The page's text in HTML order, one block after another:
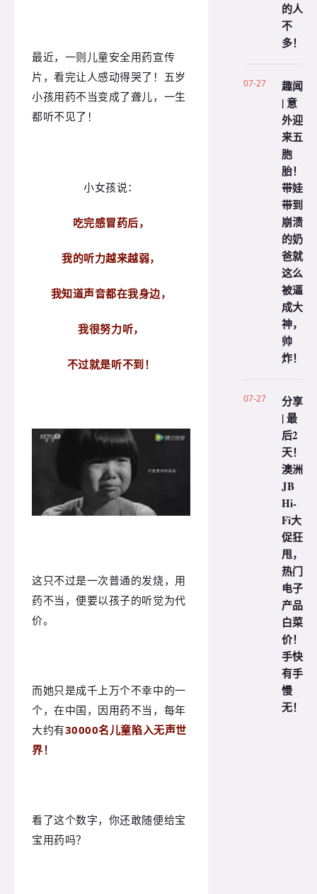
最近，一则儿童安全用药宣传
片，看完让人感动得哭了！五岁
小孩用药不当变成了聋儿，一生
都听不见了！
小女孩说：
吃完感冒药后，
我的听力越来越弱，
我知道声音都在我身边，
我很努力听，
不过就是听不到！
这只不过是一次普通的发烧，用
药不当，便要以孩子的听觉为代
价。
而她只是成千上万个不幸中的一
个，在中国，因用药不当，每年
大约有30000名儿童陷入无声世
界！
看了这个数字，你还敢随便给宝
宝用药吗？
的人
不
多！
07-27
趣闻
| 意
外迎
来五
胞
胎！
带娃
带到
崩溃
的奶
爸就
这么
被逼
成大
神，
帅
炸！
07-27
分享
| 最
后2
天！
澳洲
JB
Hi-
Fi大
促狂
甩，
热门
电子
产品
白菜
价！
手快
有手
慢
无！